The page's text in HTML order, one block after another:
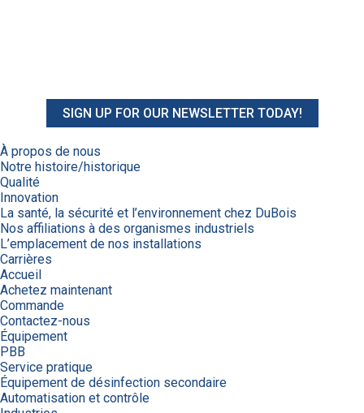
SIGN UP FOR OUR NEWSLETTER TODAY!
À propos de nous
Notre histoire/historique
Qualité
Innovation
La santé, la sécurité et l’environnement chez DuBois
Nos affiliations à des organismes industriels
L’emplacement de nos installations
Carrières
Accueil
Achetez maintenant
Commande
Contactez-nous
Équipement
PBB
Service pratique
Équipement de désinfection secondaire
Automatisation et contrôle